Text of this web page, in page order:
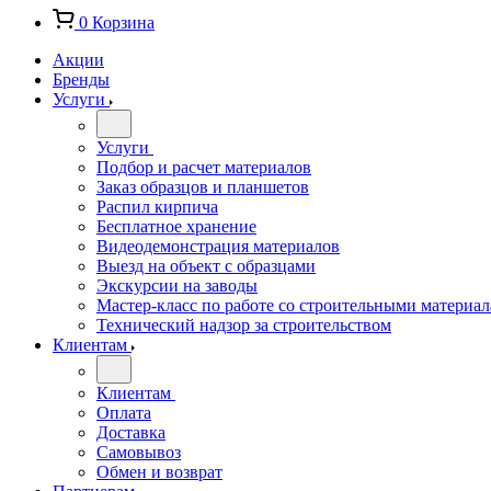
0 Корзина
Акции
Бренды
Услуги
Услуги
Подбор и расчет материалов
Заказ образцов и планшетов
Распил кирпича
Бесплатное хранение
Видеодемонстрация материалов
Выезд на объект с образцами
Экскурсии на заводы
Мастер-класс по работе со строительными
Технический надзор за строительством
Клиентам
Клиентам
Оплата
Доставка
Самовывоз
Обмен и возврат